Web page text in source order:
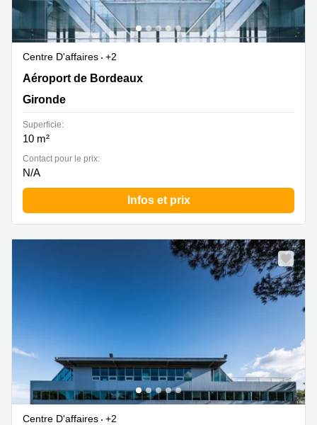
Centre D'affaires
+2
Aéroport de Bordeaux Espace affaires cedex 90,
Aéroport de Bordeaux
Gironde
Superficie:
10 m²
Contact pour le prix:
N/A
Infos et prix
Centre D'affaires
+2